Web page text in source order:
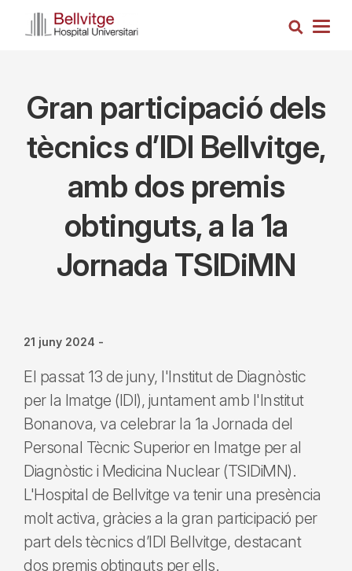
Cerca
Gran participació dels
tècnics d’IDI Bellvitge,
amb dos premis
obtinguts, a la 1a
Jornada TSIDiMN
21 juny 2024 -
El passat 13 de juny, l'Institut de Diagnòstic
per la Imatge (IDI), juntament amb l'Institut
Bonanova, va celebrar la 1a Jornada del
Personal Tècnic Superior en Imatge per al
Diagnòstic i Medicina Nuclear (TSIDiMN).
L'Hospital de Bellvitge va tenir una presència
molt activa, gràcies a la gran participació per
part dels tècnics d’IDI Bellvitge, destacant
dos premis obtinguts per ells.